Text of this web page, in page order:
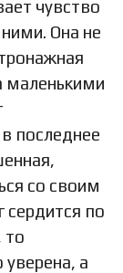
чувство
Она не
маленькими
последнее
со своим
по
то
а